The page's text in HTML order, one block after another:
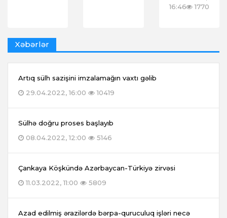
16:46
1770
Xəbərlər
Artıq sülh sazişini imzalamağın vaxtı gəlib
29.04.2022, 16:00
10419
Sülhə doğru proses başlayıb
08.04.2022, 12:00
5146
Çankaya Köşkündə Azərbaycan-Türkiyə zirvəsi
11.03.2022, 11:00
5809
Azad edilmiş ərazilərdə bərpa-quruculuq işləri necə